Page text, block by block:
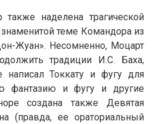
наделена трагической
теме Командора из
Жуан». Несомненно, Моцарт
традиции И.С. Баха,
Токкату и фугу для
фантазию и фугу и другие
создана также Девятая
(правда, ее ораториальный